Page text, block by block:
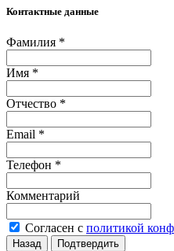
Контактные данные
Фамилия *
Имя *
Отчество *
Email *
Телефон *
Комментарий
Согласен с политикой
Назад Подтвердить